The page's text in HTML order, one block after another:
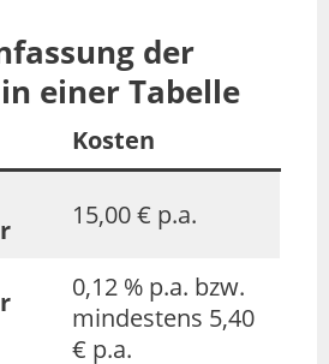
der
einer Tabelle
Kosten
15,00 € p.a.
0,12 % p.a. bzw.
mindestens 5,40
€ p.a.